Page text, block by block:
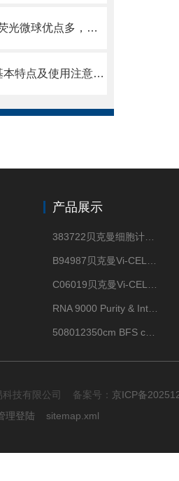
贝克曼流式细胞仪荧光微球优点多，实用效果好
C31597离心管的基本特点及使用注意事项
产品展示
科技有限公司 备案号： 京ICP备
理登陆 sitemap.xml